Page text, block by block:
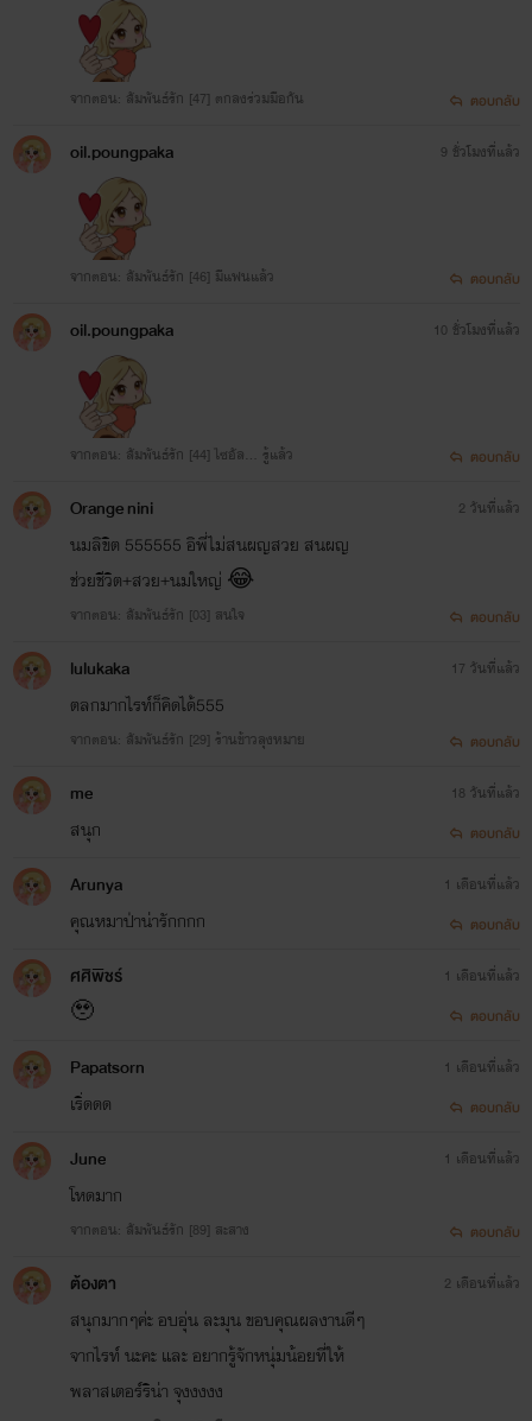
จากตอน: สัมพันธ์รัก [47] ตกลงร่วมมือกัน ตอบกลับ
oil.poungpaka
จากตอน: สัมพันธ์รัก [46] มีแฟนแล้ว
9 ชั่วโมงที่แล้ว
ตอบกลับ
oil.poungpaka
จากตอน: สัมพันธ์รัก [44] ไซอัล... รู้แล้ว
10 ชั่วโมงที่แล้ว
ตอบกลับ
Orange nini
นมลิขิต 555555 อิพี่ไม่สนผญสวย สนผญ
ช่วยชีวิต+สวย+นมใหญ่ 😂
จากตอน: สัมพันธ์รัก [03] สนใจ
2 วันที่แล้ว
ตอบกลับ
lulukaka
ตลกมากไรท์ก็คิดได้555
จากตอน: สัมพันธ์รัก [29] ร้านข้าวลุงหมาย
17 วันที่แล้ว
ตอบกลับ
me
สนุก
18 วันที่แล้ว
ตอบกลับ
Arunya
คุณหมาป่าน่ารักกกก
1 เดือนที่แล้ว
ตอบกลับ
ศศิพิชร์
🥹
1 เดือนที่แล้ว
ตอบกลับ
Papatsorn
เริ่ดดด
1 เดือนที่แล้ว
ตอบกลับ
June
โหดมาก
จากตอน: สัมพันธ์รัก [89] สะสาง
1 เดือนที่แล้ว
ตอบกลับ
ต้องตา
สนุกมากๆค่ะ อบอุ่น ละมุน ขอบคุณผลงานดีๆ
จากไรท์ นะคะ และ อยากรู้จักหนุ่มน้อยที่ให้
พลาสเตอร์ริน่า จุงงงงง
2 เดือนที่แล้ว